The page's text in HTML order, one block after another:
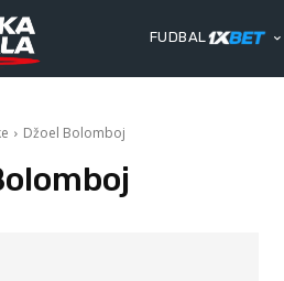
FUDBAL
Džoel Bolomboj